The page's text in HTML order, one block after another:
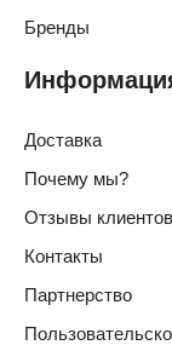
Бренды
Доставка
Почему мы?
Отзывы клиентов
Контакты
Партнерство